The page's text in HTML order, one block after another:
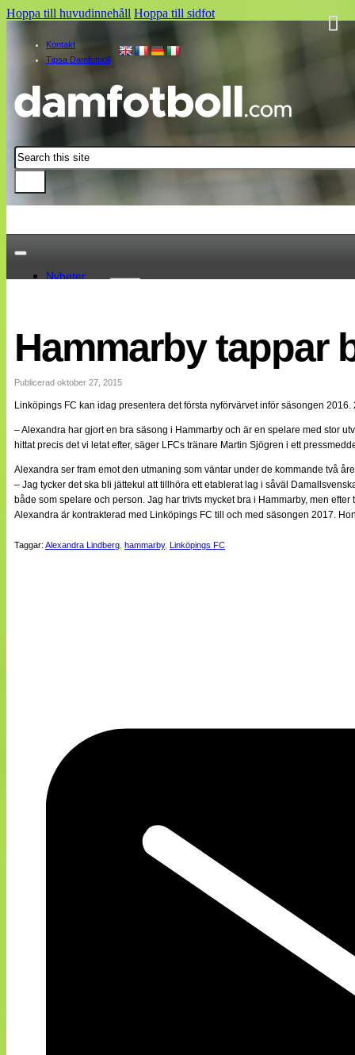
Hoppa till huvudinnehåll Hoppa till sidfot
Kontakt
Tipsa Damfotboll
Sök
Nyheter
EM 2013
Internationellt
Bildreportage
Bloggar
Lagen
Webb-TV
Medlemsbilder
Till klubbkassan
NÄTverket
Split vision
Annonsera
Hammarby tappar
Publicerad oktober 27, 2015
Linköpings FC kan idag presentera det första nyförvärvet inför säsongen
– Alexandra har gjort en bra säsong i Hammarby och är en spelare med stor
hittat precis det vi letat efter, säger LFCs tränare Martin Sjögren i ett
Alexandra ser fram emot den utmaning som väntar under de kommande två
– Jag tycker det ska bli jättekul att tillhöra ett etablerat lag i såväl
både som spelare och person. Jag har trivts mycket bra i Hammarby, men
Alexandra är kontrakterad med Linköpings FC till och med säsongen 2017.
Taggar: Alexandra Lindberg hammarby, Linköpings FC